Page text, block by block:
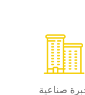
حيث تسهل هذه
الاستشعار
صناعية